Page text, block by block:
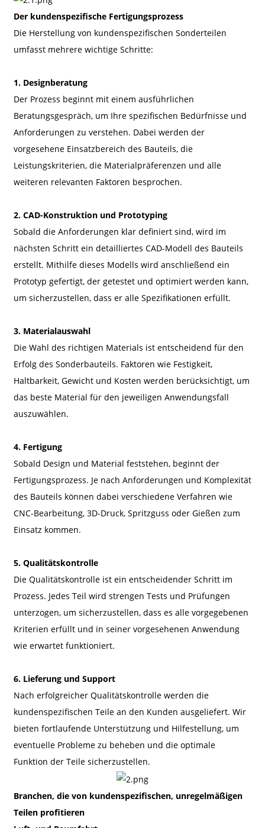
Der kundenspezifische Fertigungsprozess
Die Herstellung von kundenspezifischen Sonderteilen
umfasst mehrere wichtige Schritte:
1. Designberatung
Der Prozess beginnt mit einem ausführlichen
Beratungsgespräch, um Ihre spezifischen Bedürfnisse und
Anforderungen zu verstehen. Dabei werden der
vorgesehene Einsatzbereich des Bauteils, die
Leistungskriterien, die Materialpräferenzen und alle
weiteren relevanten Faktoren besprochen.
2. CAD-Konstruktion und Prototyping
Sobald die Anforderungen klar definiert sind, wird im
nächsten Schritt ein detailliertes CAD-Modell des Bauteils
erstellt. Mithilfe dieses Modells wird anschließend ein
Prototyp gefertigt, der getestet und optimiert werden kann,
um sicherzustellen, dass er alle Spezifikationen erfüllt.
3. Materialauswahl
Die Wahl des richtigen Materials ist entscheidend für den
Erfolg des Sonderbauteils. Faktoren wie Festigkeit,
Haltbarkeit, Gewicht und Kosten werden berücksichtigt, um
das beste Material für den jeweiligen Anwendungsfall
auszuwählen.
4. Fertigung
Sobald Design und Material feststehen, beginnt der
Fertigungsprozess. Je nach Anforderungen und Komplexität
des Bauteils können dabei verschiedene Verfahren wie
CNC-Bearbeitung, 3D-Druck, Spritzguss oder Gießen zum
Einsatz kommen.
5. Qualitätskontrolle
Die Qualitätskontrolle ist ein entscheidender Schritt im
Prozess. Jedes Teil wird strengen Tests und Prüfungen
unterzogen, um sicherzustellen, dass es alle vorgegebenen
Kriterien erfüllt und in seiner vorgesehenen Anwendung
wie erwartet funktioniert.
6. Lieferung und Support
Nach erfolgreicher Qualitätskontrolle werden die
kundenspezifischen Teile an den Kunden ausgeliefert. Wir
bieten fortlaufende Unterstützung und Hilfestellung, um
eventuelle Probleme zu beheben und die optimale
Funktion der Teile sicherzustellen.
Branchen, die von kundenspezifischen, unregelmäßigen
Teilen profitieren